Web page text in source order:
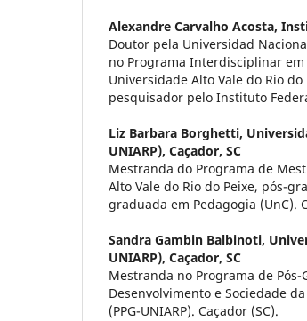
Alexandre Carvalho Acosta,
Doutor pela Universidad
no Programa Interdisciplinar
Universidade Alto Vale do Rio do
pesquisador pelo Instituto
Liz Barbara Borghetti,
UNIARP), Caçador, SC
Mestranda do Programa de
Alto Vale do Rio do Peixe, pós-
graduada em Pedagogia (UnC).
Sandra Gambin Balbinoti,
UNIARP), Caçador, SC
Mestranda no Programa de Pós-
Desenvolvimento e Sociedade
(PPG-UNIARP). Caçador (SC).